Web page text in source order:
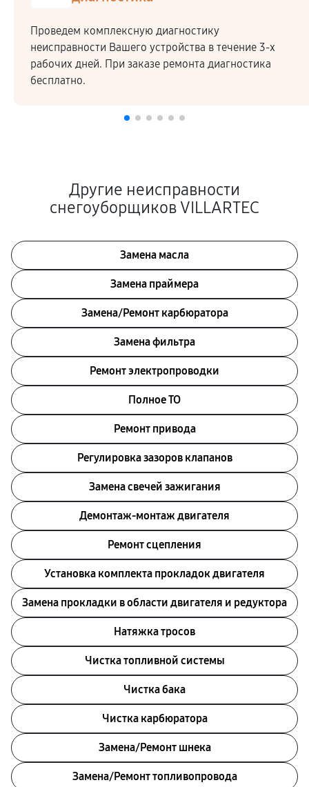
Проведем комплексную диагностику
неисправности Вашего устройства в течение 3-х
рабочих дней. При заказе ремонта диагностика
бесплатно.
Другие неисправности
снегоуборщиков VILLARTEC
Замена масла
Замена праймера
Замена/Pемонт карбюратора
Замена фильтра
Ремонт электропроводки
Полное ТО
Ремонт привода
Регулировка зазоров клапанов
Замена свечей зажигания
Демонтаж-монтаж двигателя
Ремонт сцепления
Установка комплекта прокладок двигателя
Замена прокладки в области двигателя и редуктора
Натяжка тросов
Чистка топливной системы
Чистка бака
Чистка карбюратора
Замена/Pемонт шнека
Замена/Pемонт топливопровода